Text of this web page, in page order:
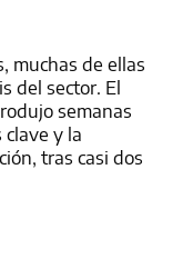
muchas de ellas
del sector. El
semanas
y la
tras casi dos